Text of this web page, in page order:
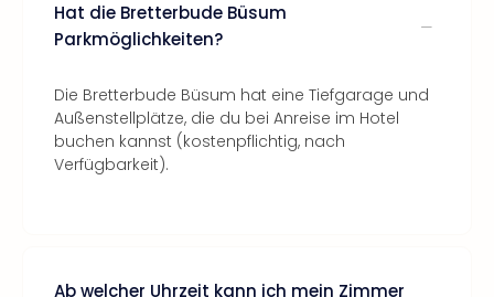
Hat die Bretterbude Büsum
Parkmöglichkeiten?
Die Bretterbude Büsum hat eine Tiefgarage und
Außenstellplätze, die du bei Anreise im Hotel
buchen kannst (kostenpflichtig, nach
Verfügbarkeit).
Ab welcher Uhrzeit kann ich mein Zimmer